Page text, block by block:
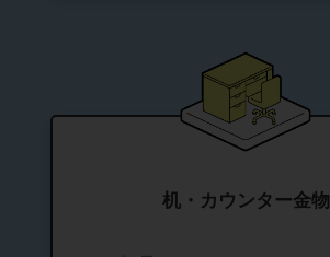
机・カウンター金物